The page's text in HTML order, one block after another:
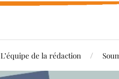
L’équipe de la rédaction